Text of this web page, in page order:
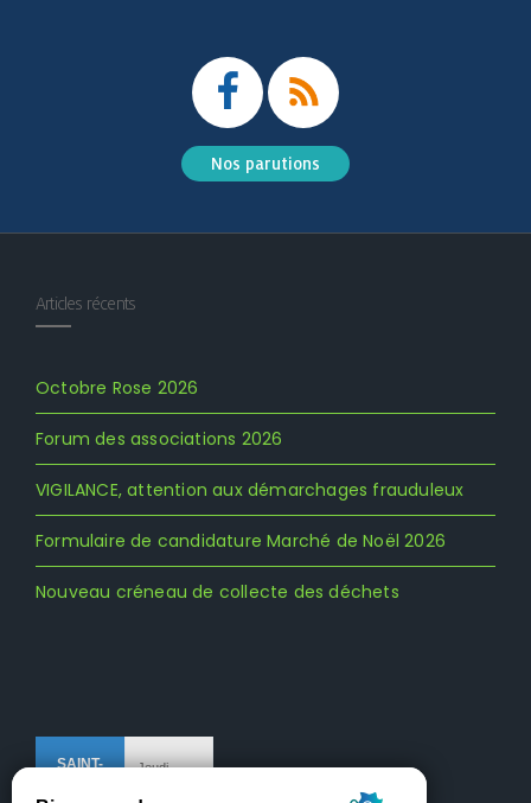
Nos parutions
Articles récents
Octobre Rose 2026
Forum des associations 2026
VIGILANCE, attention aux démarchages frauduleux
Formulaire de candidature Marché de Noël 2026
Nouveau créneau de collecte des déchets